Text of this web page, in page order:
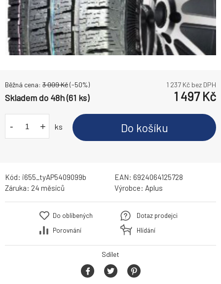
Běžná cena: 3 009Kč(-50%) 1 237 Kč bez DPH
Skladem do 48h (61 ks) 1 497Kč
- + ks Do košíku
Kód: i655_tyAP5409099b EAN: 6924064125728
Záruka: 24 měsíců Výrobce: Aplus
Do oblíbených
Porovnání
Dotaz prodejci
Hlídání
Sdílet